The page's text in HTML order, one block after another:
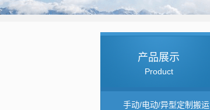
产品展示
Product
手动/电动/异型定制搬运